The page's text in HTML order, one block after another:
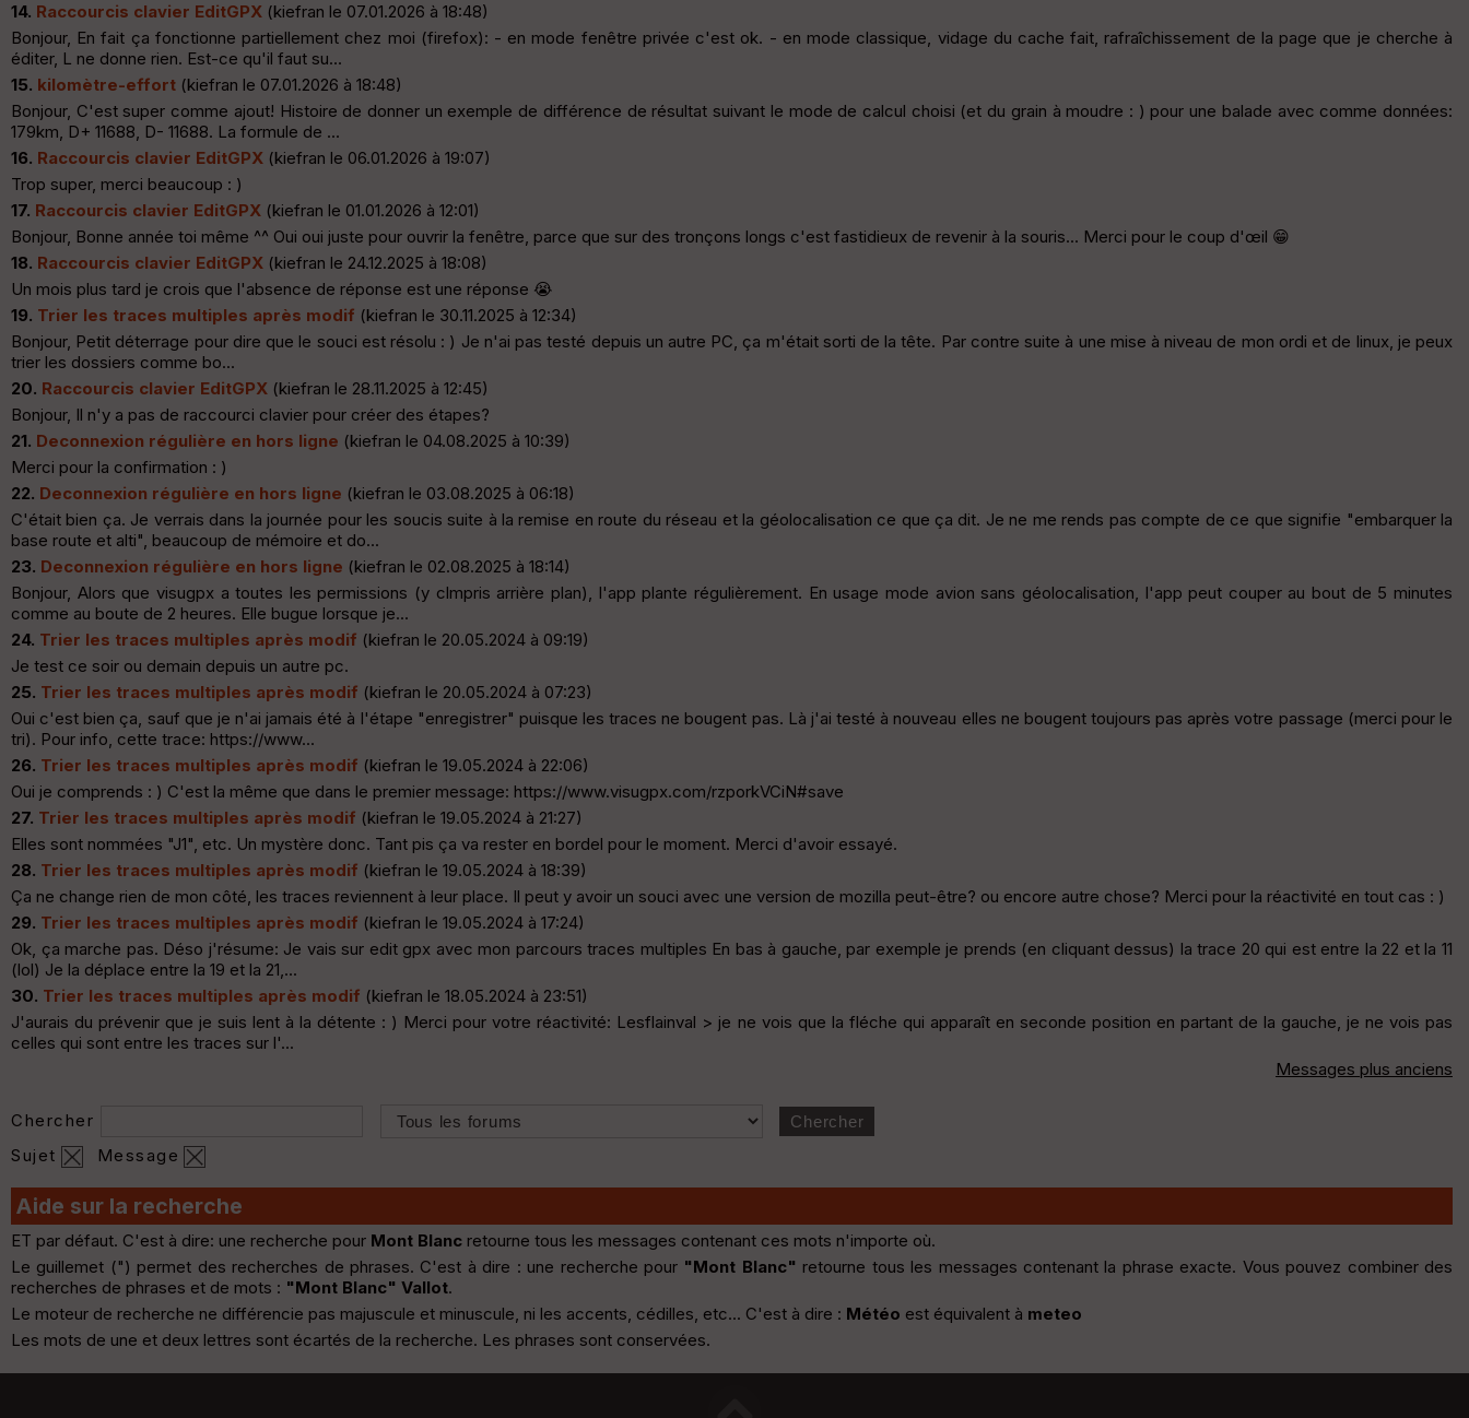
14. Raccourcis clavier EditGPX (kiefran le 07.01.2026 à 18:48)
Bonjour, En fait ça fonctionne partiellement chez moi (firefox): - en mode fenêtre privée c'est ok. - en mode classique, vidage du cache fait, rafraîchissement de la page que je cherche à
éditer, L ne donne rien. Est-ce qu'il faut su...
15. kilomètre-effort (kiefran le 07.01.2026 à 18:48)
Bonjour, C'est super comme ajout! Histoire de donner un exemple de différence de résultat suivant le mode de calcul choisi (et du grain à moudre : ) pour une balade avec comme données:
179km, D+ 11688, D- 11688. La formule de ...
16. Raccourcis clavier EditGPX (kiefran le 06.01.2026 à 19:07)
Trop super, merci beaucoup : )
17. Raccourcis clavier EditGPX (kiefran le 01.01.2026 à 12:01)
Bonjour, Bonne année toi même ^^ Oui oui juste pour ouvrir la fenêtre, parce que sur des tronçons longs c'est fastidieux de revenir à la souris... Merci pour le coup d'œil 😁
18. Raccourcis clavier EditGPX (kiefran le 24.12.2025 à 18:08)
Un mois plus tard je crois que l'absence de réponse est une réponse 😭
19. Trier les traces multiples après modif (kiefran le 30.11.2025 à 12:34)
Bonjour, Petit déterrage pour dire que le souci est résolu : ) Je n'ai pas testé depuis un autre PC, ça m'était sorti de la tête. Par contre suite à une mise à niveau de mon ordi et de linux, je peux
trier les dossiers comme bo...
20. Raccourcis clavier EditGPX (kiefran le 28.11.2025 à 12:45)
Bonjour, Il n'y a pas de raccourci clavier pour créer des étapes?
21. Deconnexion régulière en hors ligne (kiefran le 04.08.2025 à 10:39)
Merci pour la confirmation : )
22. Deconnexion régulière en hors ligne (kiefran le 03.08.2025 à 06:18)
C'était bien ça. Je verrais dans la journée pour les soucis suite à la remise en route du réseau et la géolocalisation ce que ça dit. Je ne me rends pas compte de ce que signifie "embarquer la
base route et alti", beaucoup de mémoire et do...
23. Deconnexion régulière en hors ligne (kiefran le 02.08.2025 à 18:14)
Bonjour, Alors que visugpx a toutes les permissions (y clmpris arrière plan), l'app plante régulièrement. En usage mode avion sans géolocalisation, l'app peut couper au bout de 5 minutes
comme au boute de 2 heures. Elle bugue lorsque je...
24. Trier les traces multiples après modif (kiefran le 20.05.2024 à 09:19)
Je test ce soir ou demain depuis un autre pc.
25. Trier les traces multiples après modif (kiefran le 20.05.2024 à 07:23)
Oui c'est bien ça, sauf que je n'ai jamais été à l'étape "enregistrer" puisque les traces ne bougent pas. Là j'ai testé à nouveau elles ne bougent toujours pas après votre passage (merci pour le
tri). Pour info, cette trace: https://www...
26. Trier les traces multiples après modif (kiefran le 19.05.2024 à 22:06)
Oui je comprends : ) C'est la même que dans le premier message: https://www.visugpx.com/rzporkVCiN#save
27. Trier les traces multiples après modif (kiefran le 19.05.2024 à 21:27)
Elles sont nommées "J1", etc. Un mystère donc. Tant pis ça va rester en bordel pour le moment. Merci d'avoir essayé.
28. Trier les traces multiples après modif (kiefran le 19.05.2024 à 18:39)
Ça ne change rien de mon côté, les traces reviennent à leur place. Il peut y avoir un souci avec une version de mozilla peut-être? ou encore autre chose? Merci pour la réactivité en tout cas : )
29. Trier les traces multiples après modif (kiefran le 19.05.2024 à 17:24)
Ok, ça marche pas. Déso j'résume: Je vais sur edit gpx avec mon parcours traces multiples En bas à gauche, par exemple je prends (en cliquant dessus) la trace 20 qui est entre la 22 et la 11
(lol) Je la déplace entre la 19 et la 21,...
30. Trier les traces multiples après modif (kiefran le 18.05.2024 à 23:51)
J'aurais du prévenir que je suis lent à la détente : ) Merci pour votre réactivité: Lesflainval > je ne vois que la fléche qui apparaît en seconde position en partant de la gauche, je ne vois pas
celles qui sont entre les traces sur l'...
Messages plus anciens
Chercher
Sujet
Message
Aide sur la recherche
ET par défaut. C'est à dire: une recherche pour Mont Blanc retourne tous les messages contenant ces mots n'importe où.
Le guillemet (") permet des recherches de phrases. C'est à dire : une recherche pour "Mont Blanc" retourne tous les messages contenant la phrase exacte. Vous pouvez combiner des
recherches de phrases et de mots : "Mont Blanc" Vallot.
Le moteur de recherche ne différencie pas majuscule et minuscule, ni les accents, cédilles, etc... C'est à dire : Météo est équivalent à meteo
Les mots de une et deux lettres sont écartés de la recherche. Les phrases sont conservées.